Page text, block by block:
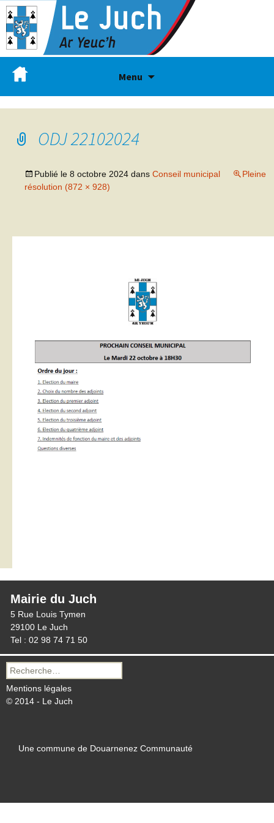
Menu
ODJ 22102024
Publié le 8 octobre 2024 dans Conseil municipal
Pleine
résolution (872 × 928)
Mairie du Juch
5 Rue Louis Tymen
29100 Le Juch
Tel : 02 98 74 71 50
Recherche
pour :
Mentions légales
© 2014 - Le Juch
Une commune de Douarnenez Communauté